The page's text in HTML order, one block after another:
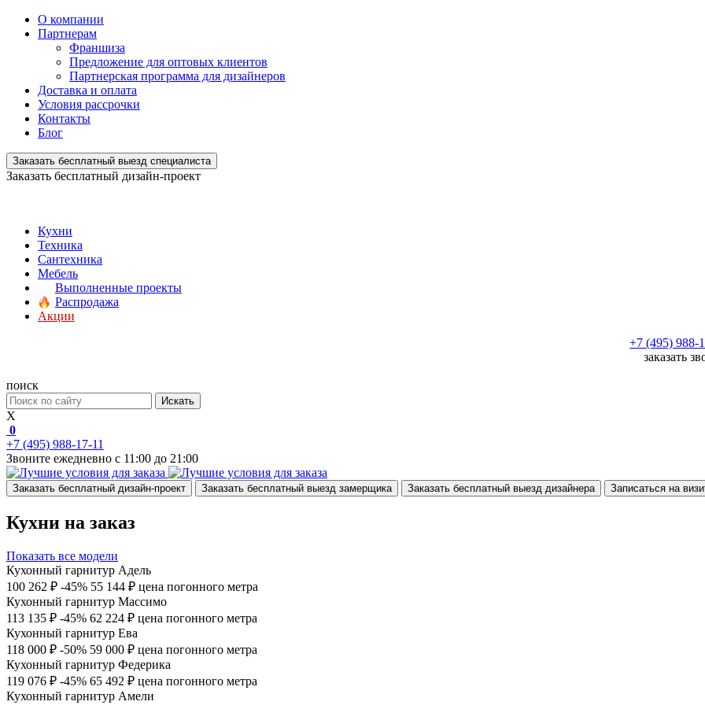
О компании
Партнерам
Франшиза
Предложение для оптовых клиентов
Партнерская программа для дизайнеров
Доставка и оплата
Условия рассрочки
Контакты
Блог
Заказать бесплатный выезд специалиста
Заказать бесплатный дизайн-проект
Кухни
Техника
Сантехника
Мебель
Выполненные проекты
Распродажа
Акции
+7 (495) 988-
заказать
поиск
Искать
X
0
+7 (495) 988-17-11
Звоните ежедневно с 11:00 до 21:00
Заказать бесплатный дизайн-проект Заказать бесплатный выезд замерщика Заказать бесплатный выезд дизайнера Записаться на
Кухни на заказ
Показать все модели
Кухонный гарнитур Адель
100 262 ₽ -45% 55 144 ₽ цена погонного метра
Кухонный гарнитур Массимо
113 135 ₽ -45% 62 224 ₽ цена погонного метра
Кухонный гарнитур Ева
118 000 ₽ -50% 59 000 ₽ цена погонного метра
Кухонный гарнитур Федерика
119 076 ₽ -45% 65 492 ₽ цена погонного метра
Кухонный гарнитур Амели